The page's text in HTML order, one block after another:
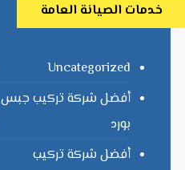
خدمات الصيانة العامة
Uncategorized
أفضل شركة تركيب جبس
بورد
أفضل شركة تركيب